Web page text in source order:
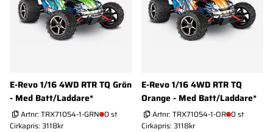
E-Revo 1/16 4WD RTR TQ Grön
- Med Batt/Laddare*
Artnr: TRX71054-1-GRN 0 st
Cirkapris: 3118kr
E-Revo 1/16 4WD RTR TQ
Orange - Med Batt/Laddare*
Artnr: TRX71054-1-OR 0 st
Cirkapris: 3118kr